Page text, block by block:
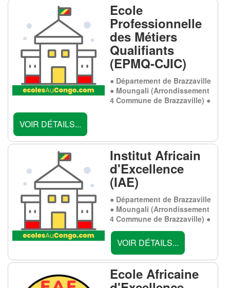
Ecole
Professionnelle
des Métiers
Qualifiants
(EPMQ-CJIC)
● Département de Brazzaville
● Moungali (Arrondissement
4 Commune de Brazzaville) ●
VOIR DÉTAILS...
Institut Africain
d'Excellence
(IAE)
● Département de Brazzaville
● Moungali (Arrondissement
4 Commune de Brazzaville) ●
VOIR DÉTAILS...
Ecole Africaine